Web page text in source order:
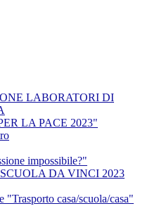
LABORATORI DI
LA PACE 2023"
impossibile?"
DA VINCI 2023
"Trasporto casa/scuola/casa"